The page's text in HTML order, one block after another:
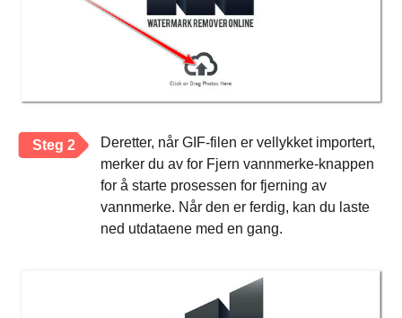
Steg 2
Deretter, når GIF-filen er vellykket importert,
merker du av for Fjern vannmerke-knappen
for å starte prosessen for fjerning av
vannmerke. Når den er ferdig, kan du laste
ned utdataene med en gang.